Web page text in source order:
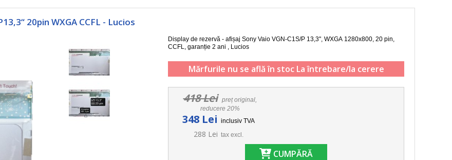
20pin WXGA CCFL - Lucios
Display de rezervă - afișaj Sony Vaio VGN-C1S/P 13,3", WXGA 1280x800, 20 pin,
CCFL, garanție 2 ani , Lucios
Mărfurile nu se află în stoc La întrebare/la cerere
418 Lei
preț original,
reducere 20%
348 Lei inclusiv TVA
288 Lei tax excl.
CUMPĂRĂ